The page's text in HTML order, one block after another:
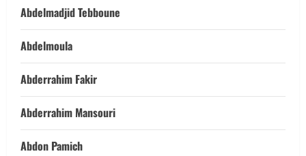
Abdelmadjid Tebboune
Abdelmoula
Abderrahim Fakir
Abderrahim Mansouri
Abdon Pamich